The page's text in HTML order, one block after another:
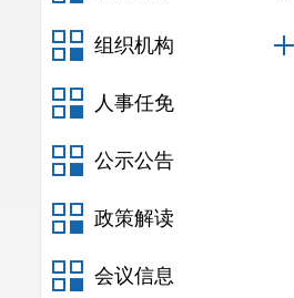
组织机构
人事任免
公示公告
政策解读
会议信息